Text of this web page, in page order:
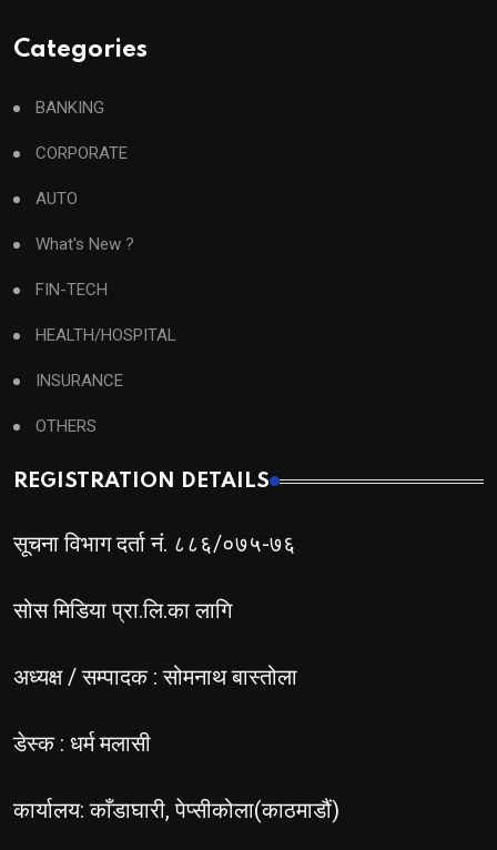
Categories
BANKING
CORPORATE
AUTO
What's New ?
FIN-TECH
HEALTH/HOSPITAL
INSURANCE
OTHERS
REGISTRATION DETAILS
सूचना विभाग दर्ता नं. ८८६/०७५-७६
सोस मिडिया प्रा.लि.का लागि
अध्यक्ष / सम्पादक : सोमनाथ बास्तोला
डेस्क : धर्म मलासी
कार्यालय: काँडाघारी, पेप्सीकोला(काठमाडौं)